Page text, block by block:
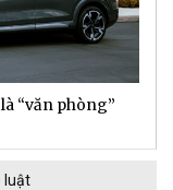
“văn phòng”
luật